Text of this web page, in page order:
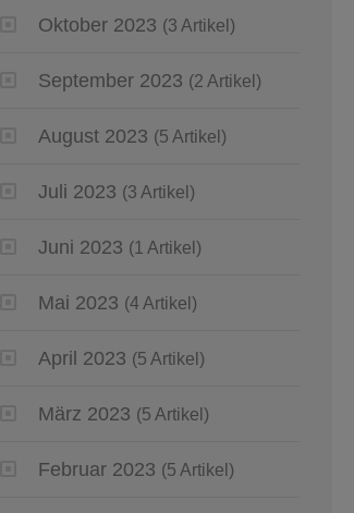
Oktober 2023 (3 Artikel)
September 2023 (2 Artikel)
August 2023 (5 Artikel)
Juli 2023 (3 Artikel)
Juni 2023 (1 Artikel)
Mai 2023 (4 Artikel)
April 2023 (5 Artikel)
März 2023 (5 Artikel)
Februar 2023 (5 Artikel)